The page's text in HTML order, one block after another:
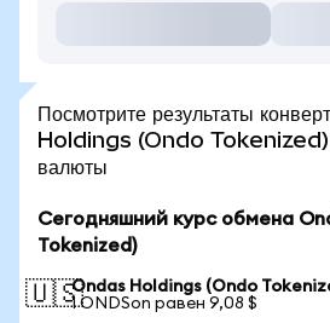
Посмотрите результаты
Holdings (Ondo Tokenized)
валюты
Сегодняшний курс обмена
Tokenized)
🇺🇸Ondas Holdings (Ondo
1 ONDSon равен 9,08 $